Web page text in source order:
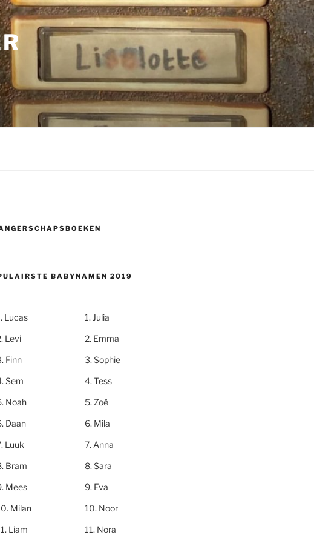
BABYNAMEN 2019
Lucas
Levi
Finn
Sem
Noah
Daan
Luuk
Bram
Mees
Milan
Liam
Julia
Emma
Sophie
Tess
Zoë
Mila
Anna
Sara
Eva
Noor
Nora